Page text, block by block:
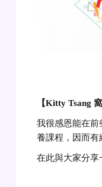
【Kitty Tsang
我很感恩能在前
養課程，因而有
在此與大家分享